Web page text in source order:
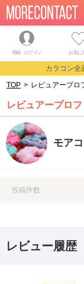
登録・ログイン お気に
カラコン全
TOP > レビュアープロ
レビュアープロ
モア
投稿件数
レビュー履歴